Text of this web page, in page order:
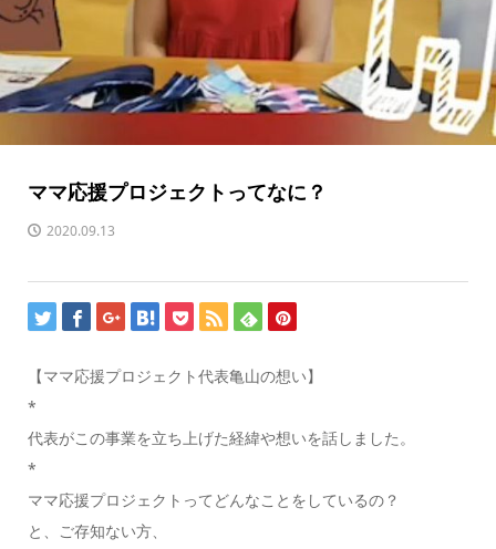
ママ応援プロジェクトってなに？
2020.09.13
【ママ応援プロジェクト代表亀山の想い】
*
代表がこの事業を立ち上げた経緯や想いを話しました。
*
ママ応援プロジェクトってどんなことをしているの？
と、ご存知ない方、